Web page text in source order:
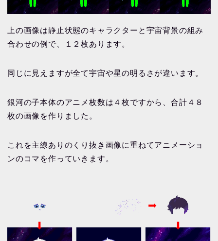
上の画像は静止状態のキャラクターと宇宙背景の組み
合わせの例で、１２枚あります。
同じに見えますが全て宇宙や星の明るさが違います。
銀河の子本体のアニメ枚数は４枚ですから、合計４８
枚の画像を作りました。
これを主線ありのくり抜き画像に重ねてアニメーショ
ンのコマを作っていきます。